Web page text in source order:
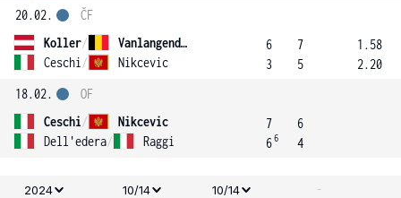
20.02.
Koller/
Vanlangendonck
Ceschi / Nikcevic
ČF
6
3
7
5
1.58
2.20
18.02.
Ceschi/
Nikcevic
Dell'edera/ Raggi
OF
7
66
6
4
2024 10/14 10/14 -